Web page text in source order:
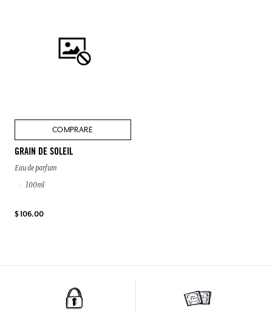
COMPRARE
GRAIN DE SOLEIL
Eau de parfum
100ml
$ 106.00